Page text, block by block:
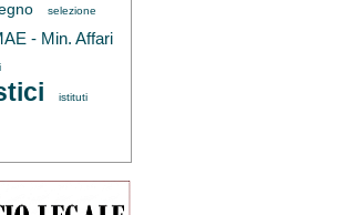
selezione
- Min. Affari
istituti